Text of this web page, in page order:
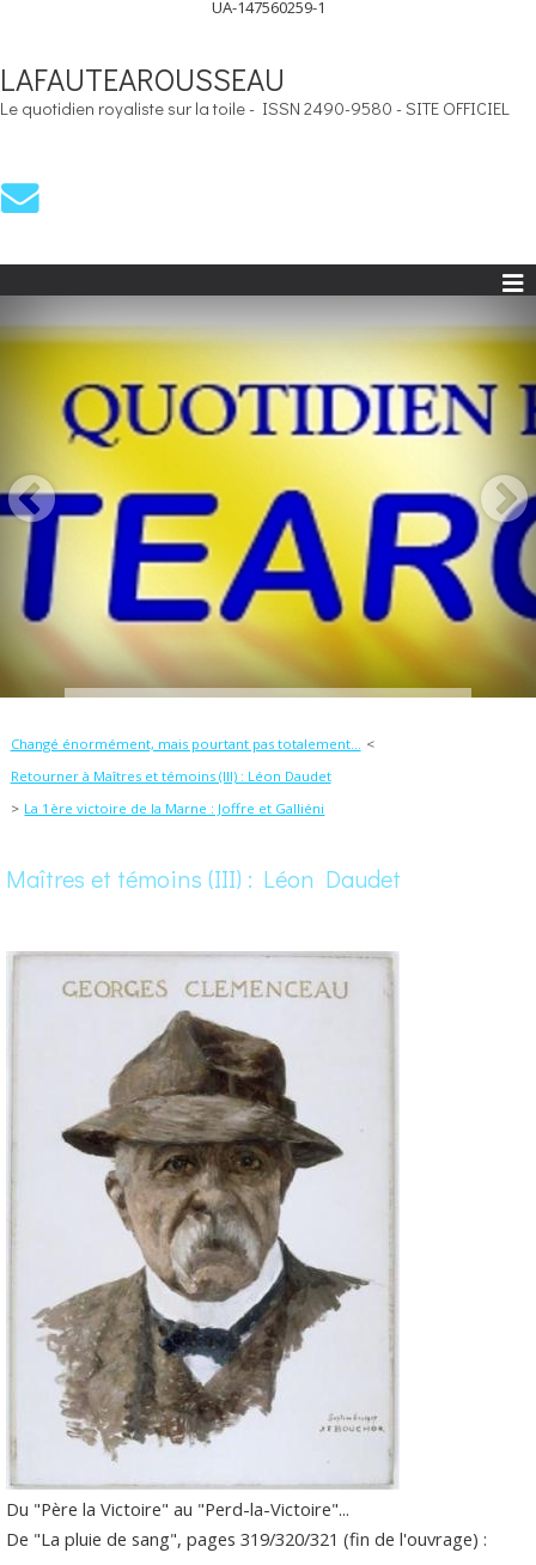
UA-147560259-1
LAFAUTEAROUSSEAU
Le quotidien royaliste sur la toile - ISSN 2490-9580 - SITE OFFICIEL
Changé énormément, mais pourtant pas totalement...
Retourner à Maîtres et témoins (III) : Léon Daudet
La 1ère victoire de la Marne : Joffre et Galliéni
Maîtres et témoins (III) : Léon Daudet
Du "Père la Victoire" au "Perd-la-Victoire"...
De "La pluie de sang", pages 319/320/321 (fin de l'ouvrage) :